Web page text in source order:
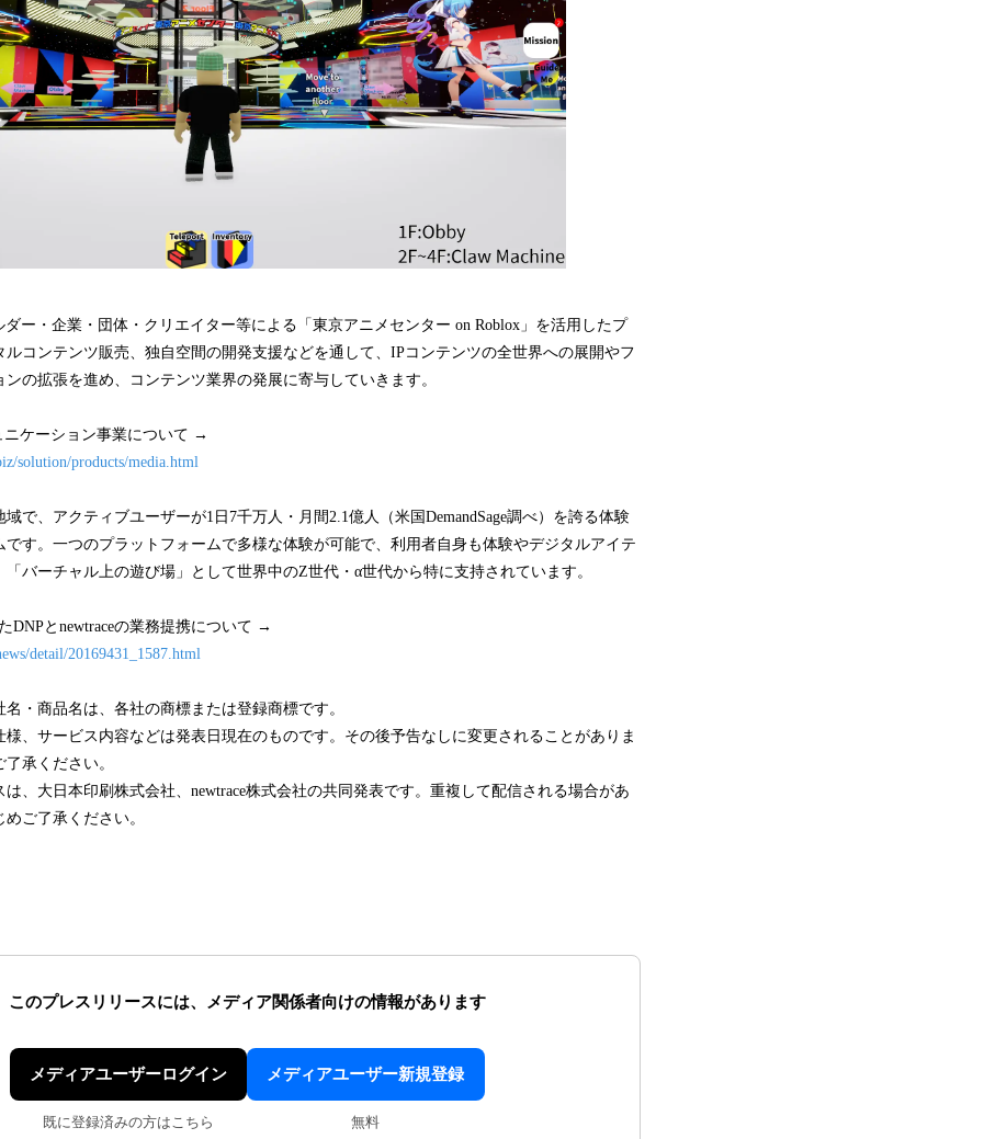
ダー・企業・団体・クリエイター等による「東京アニメセンター on Roblox」を活用したプ
ルコンテンツ販売、独自空間の開発支援などを通して、IPコンテンツの全世界への展開やフ
ンの拡張を進め、コンテンツ業界の発展に寄与していきます。
ケーション事業について →
solution/products/media.html
で、アクティブユーザーが1日7千万人・月間2.1億人（米国DemandSage調べ）を誇る体験
です。一つのプラットフォームで多様な体験が可能で、利用者自身も体験やデジタルアイテ
バーチャル上の遊び場」として世界中のZ世代・α世代から特に支持されています。
DNPとnewtraceの業務提携について →
detail/20169431_1587.html
・商品名は、各社の商標または登録商標です。
、サービス内容などは発表日現在のものです。その後予告なしに変更されることがありま
承ください。
、大日本印刷株式会社、newtrace株式会社の共同発表です。重複して配信される場合があ
ご了承ください。
このプレスリリースには、 メディア関係者向けの情報があります
メディアユーザーログイン
既に登録済みの方はこちら
メディアユーザー新規登録
無料